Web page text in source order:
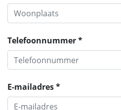
Telefoonnummer *
E-mailadres *